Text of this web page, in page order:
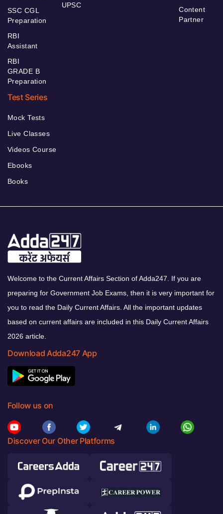
SSC CGL
Preparation
RBI
Assistant
RBI
GRADE B
Preparation
UPSC
Content
Partner
Test Series
Mock Tests
Live Classes
Videos Course
Ebooks
Books
Welcome to the Current Affairs Section of Adda247. If you are
preparing for Government Job Exams, then it is very important for
you to read the Daily Current Affairs. All the important updates
based on current affairs are included in this Daily Current Affairs
2026 article.
Download Adda247 App
Follow us on
Discover Our Other Platforms